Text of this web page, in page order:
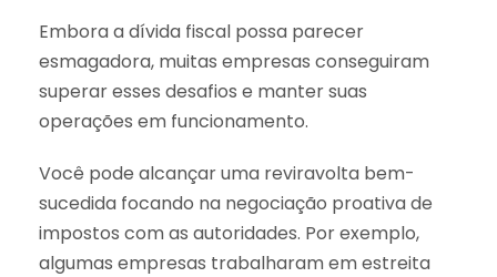
Embora a dívida fiscal possa parecer
esmagadora, muitas empresas conseguiram
superar esses desafios e manter suas
operações em funcionamento.
Você pode alcançar uma reviravolta bem-
sucedida focando na negociação proativa de
impostos com as autoridades. Por exemplo,
algumas empresas trabalharam em estreita